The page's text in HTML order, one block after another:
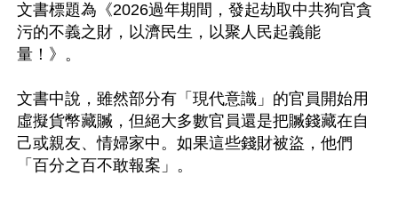
文書標題為《2026過年期間，發起劫取中共狗官貪
污的不義之財，以濟民生，以聚人民起義能
量！》。
文書中說，雖然部分有「現代意識」的官員開始用
虛擬貨幣藏贓，但絕大多數官員還是把贓錢藏在自
己或親友、情婦家中。如果這些錢財被盜，他們
「百分之百不敢報案」。